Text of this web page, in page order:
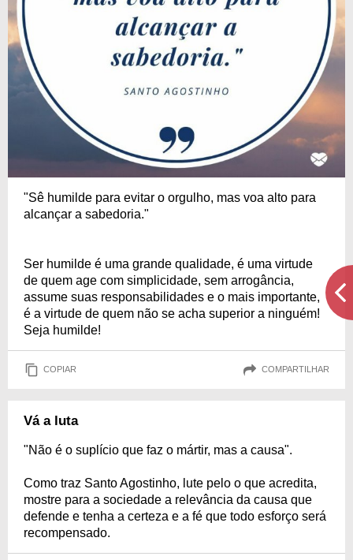
"Sê humilde para evitar o orgulho, mas voa alto para
alcançar a sabedoria."
Ser humilde é uma grande qualidade, é uma virtude
de quem age com simplicidade, sem arrogância,
assume suas responsabilidades e o mais importante,
é a virtude de quem não se acha superior a ninguém!
Seja humilde!
COPIAR COMPARTILHAR
Vá a luta
"Não é o suplício que faz o mártir, mas a causa".
Como traz Santo Agostinho, lute pelo o que acredita,
mostre para a sociedade a relevância da causa que
defende e tenha a certeza e a fé que todo esforço será
recompensado.